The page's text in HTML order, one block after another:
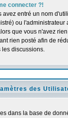
connecter ?!
entré un nom
ou
que vous n'avez
rien posté afin de
les discussions.
des
dans la base de